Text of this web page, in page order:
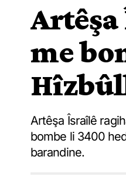
me
Artêşa Îsraîlê
bombe li 3400
barandine.